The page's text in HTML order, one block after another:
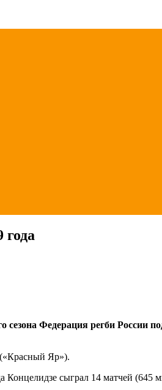
года
Федерация регби России
Яр»).
сыграл 14 матчей (645